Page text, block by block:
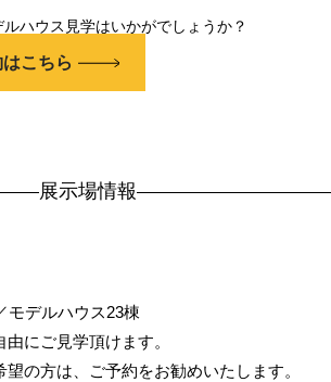
ハウス見学はいかがでしょうか？
こちら
展示場情報
モデルハウス23棟
にご見学頂けます。
の方は、ご予約をお勧めいたします。